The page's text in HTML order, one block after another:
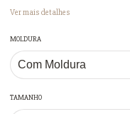
Ver mais detalhes
MOLDURA
TAMANHO